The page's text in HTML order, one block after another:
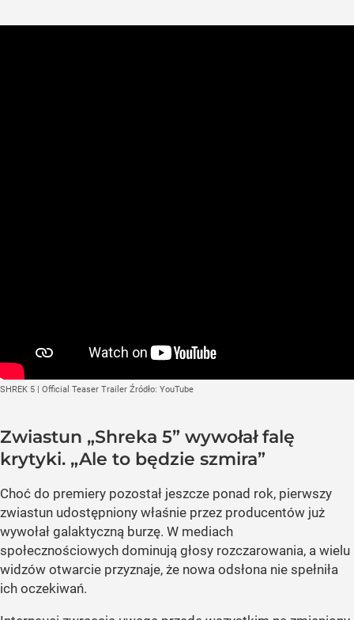
SHREK 5 | Official Teaser Trailer Źródło: YouTube
Zwiastun „Shreka 5” wywołał falę
krytyki. „Ale to będzie szmira”
Choć do premiery pozostał jeszcze ponad rok, pierwszy
zwiastun udostępniony właśnie przez producentów już
wywołał galaktyczną burzę. W mediach
społecznościowych dominują głosy rozczarowania, a wielu
widzów otwarcie przyznaje, że nowa odsłona nie spełniła
ich oczekiwań.